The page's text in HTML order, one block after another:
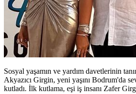
Sosyal yaşamın ve yardım davetlerinin
Akyazıcı Girgin, yeni yaşını Bodrum'da
kutladı. İlk kutlama, eşi iş insanı Zafer